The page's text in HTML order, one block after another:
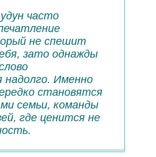
часто
не спешит
зато однажды
надолго. Именно
становятся
семьи, команды
где ценится не